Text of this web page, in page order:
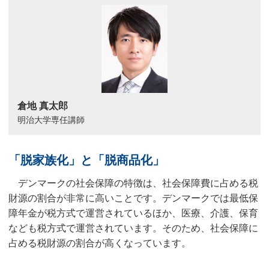
倉地 真太郎
明治大学専任講師
「脱家族化」と「脱商品化」
デンマークの社会保障の特徴は、社会保障費に占める税
財源の割合が非常に高いことです。デンマークでは最低保
障年金が税方式で運営されているほか、医療、介護、保育
なども税方式で運営されています。そのため、社会保障に
占める税財源の割合が高くなっています。